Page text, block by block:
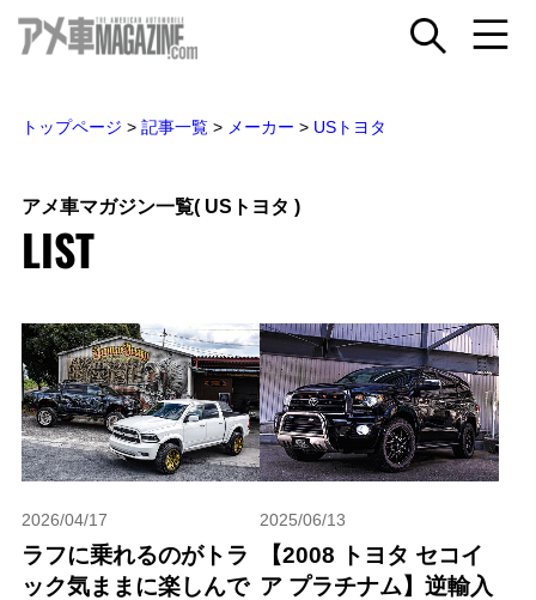
トップページ > 記事一覧 > メーカー > USトヨタ
アメ車マガジン一覧( USトヨタ )
LIST
2026/04/17
ラフに乗れるのがトラ
ック気ままに楽しんで
2025/06/13
【2008 トヨタ セコイ
ア プラチナム】逆輸入